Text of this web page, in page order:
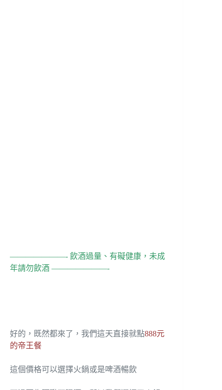
———————- 飲酒過量、有礙健康，未成
年請勿飲酒 ———————-
好的，既然都來了，我們這天直接就點888元
的帝王餐
這個價格可以選擇火鍋或是啤酒暢飲